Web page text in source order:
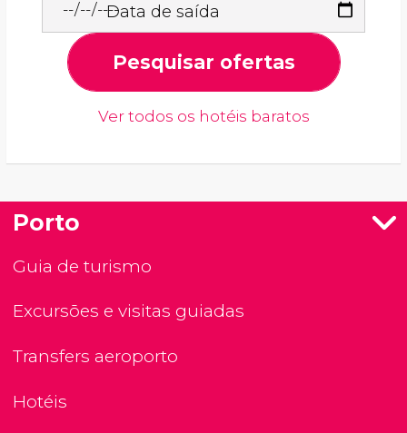
Data de saída
Pesquisar ofertas
Ver todos os hotéis baratos
Porto
Guia de turismo
Excursões e visitas guiadas
Transfers aeroporto
Hotéis